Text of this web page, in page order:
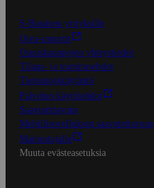
S-Business yrityksille
Oiva-raportit
Osuuskauppojen yhteystiedot
Tilaus- ja toimitusehdot
Tietosuojakäytäntö
Palvelun käyttöehdot
Saavutettavuus
Mobiilisovelluksen saavutettavuus
Mainostajalle
Muuta evästeasetuksia